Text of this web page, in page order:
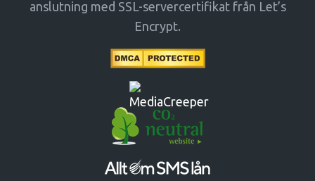
anslutning med SSL-servercertifikat från Let’s
Encrypt.